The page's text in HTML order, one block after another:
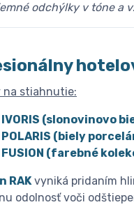
odchýlky v tóne a
na stiahnutie:
IVORIS (slonovinovo
POLARIS (biely
FUSION (farebné
RAKvyniká pridaním
odolnosť voči